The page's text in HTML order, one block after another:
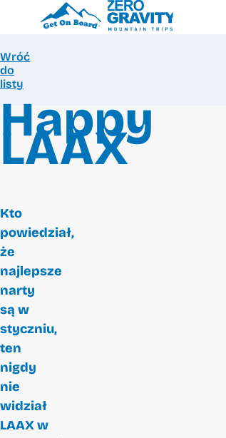
Wróć
do
listy
Happy
LAAX
Kto
powiedział,
że
najlepsze
narty
są w
styczniu,
ten
nigdy
nie
widział
LAAX w